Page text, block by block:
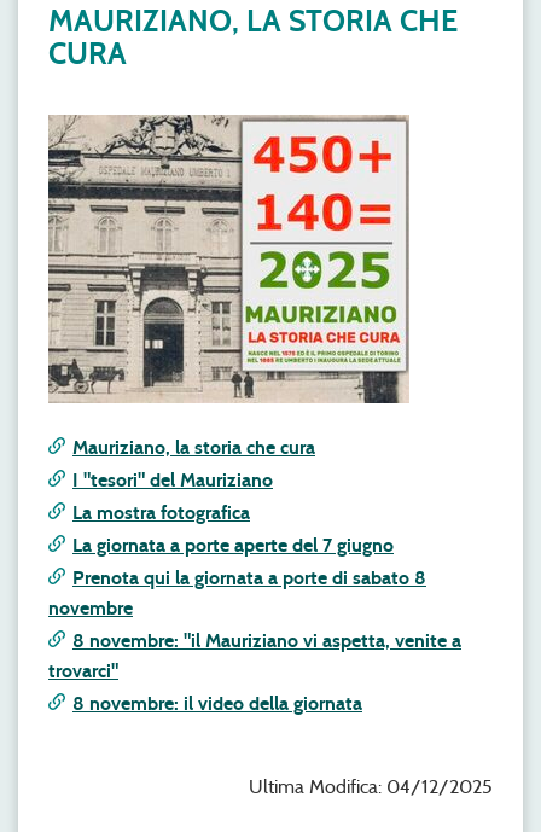
MAURIZIANO, LA STORIA CHE
CURA
Mauriziano, la storia che cura
I "tesori" del Mauriziano
La mostra fotografica
La giornata a porte aperte del 7 giugno
Prenota qui la giornata a porte di sabato 8
novembre
8 novembre: "il Mauriziano vi aspetta, venite a
trovarci"
8 novembre: il video della giornata
Ultima Modifica: 04/12/2025